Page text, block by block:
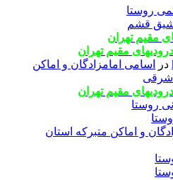
روستا
قشم
مقیم تهران
مقیم تهران
در
اسامی امامزادگان و اماکن
شرقی
مقیم تهران
روستا
و اماکن متبرکه استان